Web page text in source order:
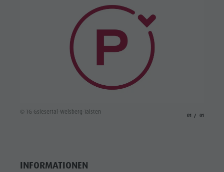
© TG Gsiesertal-Welsberg-Taisten
01 01
INFORMATIONEN